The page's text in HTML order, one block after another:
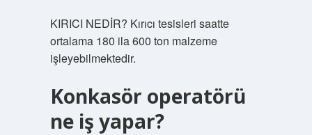
KIRICI NEDİR? Kırıcı tesisleri saatte
ortalama 180 ila 600 ton malzeme
işleyebilmektedir.
Konkasör operatörü
ne iş yapar?